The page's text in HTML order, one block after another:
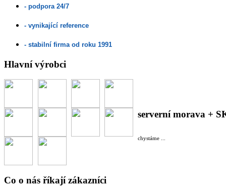
- podpora 24/7
- vynikající reference
- stabilní firma od roku 1991
Hlavní výrobci
Co o nás říkají zákazníci
serverní morava +
chystáme ...